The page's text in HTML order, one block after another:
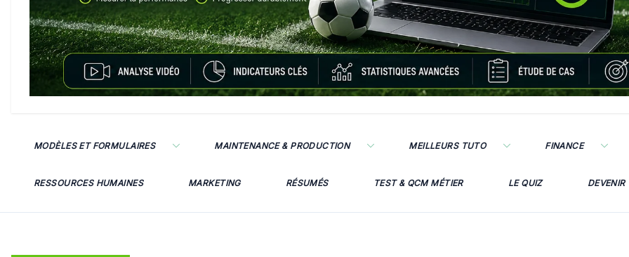
MODÈLES ET FORMULAIRES MAINTENANCE & PRODUCTION MEILLEURS TUTO FINANCE
RESSOURCES HUMAINES MARKETING RÉSUMÉS TEST & QCM MÉTIER LE QUIZ DEVENIR